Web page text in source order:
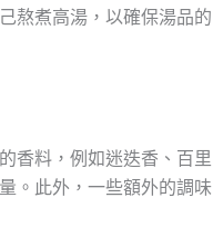
熬煮高湯，以確保湯品的
香料，例如迷迭香、百里
。此外，一些額外的調味